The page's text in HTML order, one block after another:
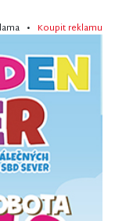
• Koupit reklamu